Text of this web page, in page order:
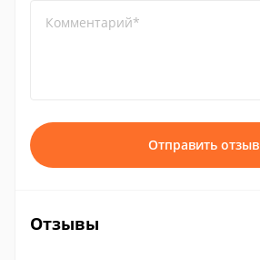
Комментарий*
Отправить отзыв
Отзывы